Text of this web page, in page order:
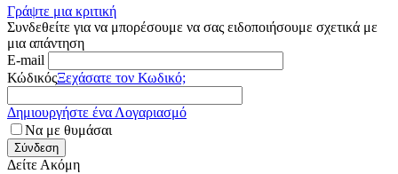
Γράψτε μια κριτική
Συνδεθείτε για να μπορέσουμε να σας ειδοποιήσουμε σχετικά με
μια απάντηση
E-mail
ΚώδικόςΞεχάσατε τον Κωδικό;
Δημιουργήστε ένα Λογαριασμό
Να με θυμάσαι
Σύνδεση
Δείτε Ακόμη